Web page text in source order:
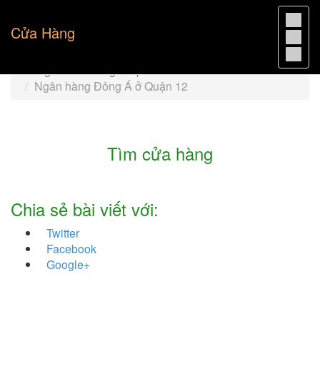
Cửa Hàng
Trang chủ
Đông Á TpHCM
Ngân hàng Đông Á ở Quận 12
Tìm cửa hàng
Chia sẻ bài viết với:
Twitter
Facebook
Google+